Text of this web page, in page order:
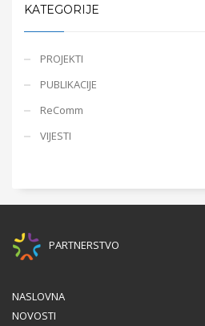
KATEGORIJE
PROJEKTI
PUBLIKACIJE
ReComm
VIJESTI
PARTNERSTVO
NASLOVNA
NOVOSTI